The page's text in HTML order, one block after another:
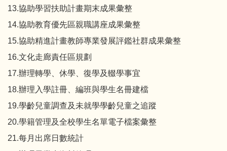
13.協助學習扶助計畫期末成果彙整
14.協助教育優先區親職講座成果彙整
15.協助精進計畫教師專業發展評鑑社群成果彙整
16.文化走廊責任區規劃
17.辦理轉學、休學、復學及輟學事宜
18.辦理入學註冊、編班與學生名冊建檔
19.學齡兒童調查及未就學學齡兒童之追蹤
20.學籍管理及全校學生名單電子檔案彙整
21.每月出席日數統計